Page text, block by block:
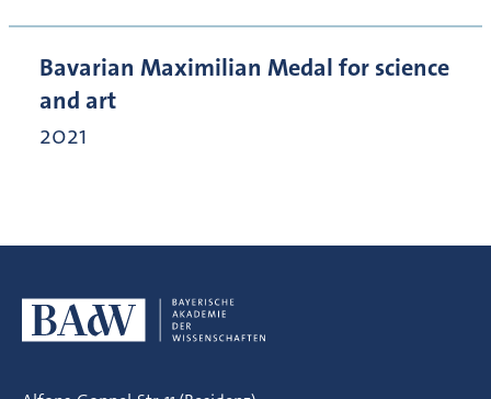
Bavarian Maximilian Medal for science
and art
2021